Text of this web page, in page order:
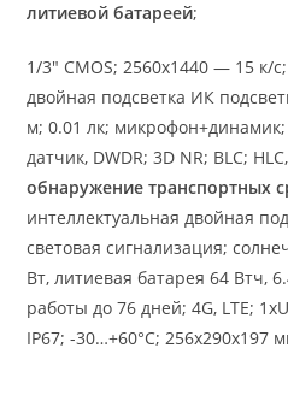
литиевой батареей;
1/3″ CMOS; 2560х1440 — 15 к/
двойная подсветка ИК
м; 0.01 лк; микрофон+динамик;
датчик, DWDR; 3D NR; BLC;
обнаружение транспортных
интеллектуальная двойная
световая сигнализация;
Вт, литиевая батарея 64 Втч,
работы до 76 дней; 4G, LTE;
IP67; -30…+60°C; 256х290х197